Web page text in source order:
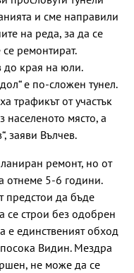
и сме направили
на реда, за да се
се ремонтират.
до края на юли.
е по-сложен тунел.
трафикът от участък
населеното място, а
заяви Вълчев.
ремонт, но от
отнеме 5-6 години.
предстои да бъде
строи без одобрен
е единственият обход
Видин. Мездра
не може да се